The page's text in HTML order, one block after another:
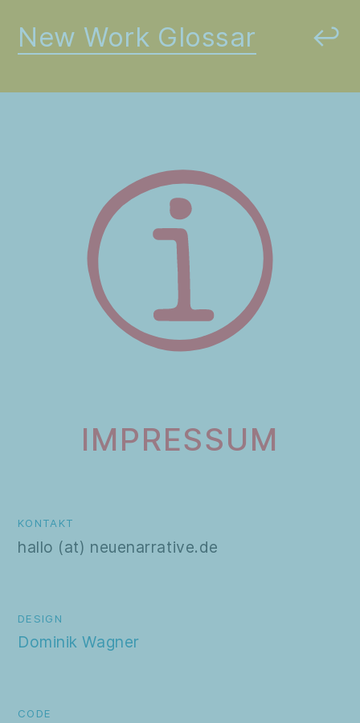
New Work Glossar
IMPRESSUM
KONTAKT
hallo (at) neuenarrative.de
DESIGN
Dominik Wagner
CODE